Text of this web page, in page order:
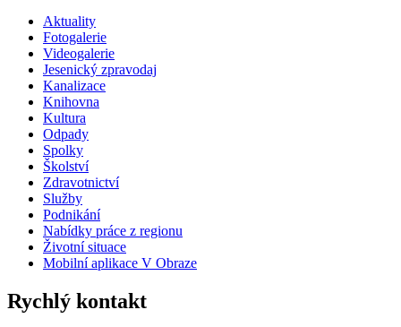
Aktuality
Fotogalerie
Videogalerie
Jesenický zpravodaj
Kanalizace
Knihovna
Kultura
Odpady
Spolky
Školství
Zdravotnictví
Služby
Podnikání
Nabídky práce z regionu
Životní situace
Mobilní aplikace V Obraze
Rychlý kontakt